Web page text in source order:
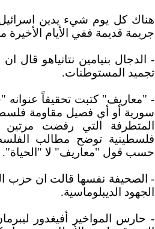
هناك كل يوم شيء يدين
جريمة قديمة ففي الأيام الأخيرة
- الدجال بنيامين نتانياهو قال ان
تجميد المستوطنات.
- "معاريف" كتبت تحقيقاً
سورية أو أي فصيل مقاومة
المتطرفة التي رفضت مرتين
فلسطينية توضح مطالب
حسب قول "معاريف" لا "الحياة".
- الصحيفة نفسها قالت ان حزب
الجهود الديبلوماسية.
- حارس المواخير أفيغدور